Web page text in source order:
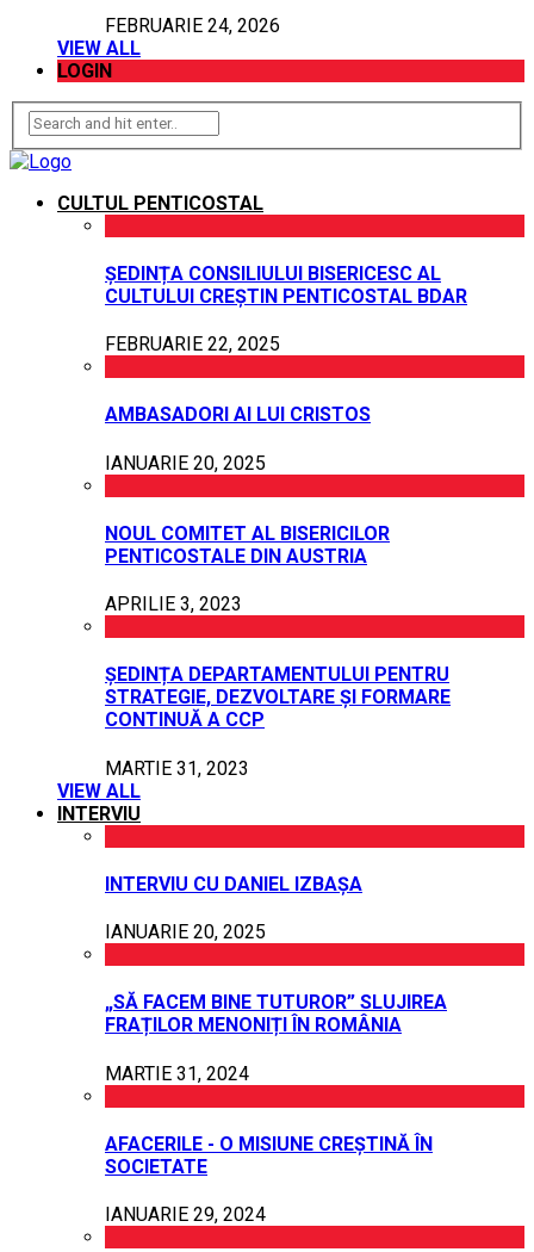
FEBRUARIE 24, 2026
VIEW ALL
LOGIN
CULTUL PENTICOSTAL
ȘEDINȚA CONSILIULUI BISERICESC AL
CULTULUI CREȘTIN PENTICOSTAL BDAR
FEBRUARIE 22, 2025
AMBASADORI AI LUI CRISTOS
IANUARIE 20, 2025
NOUL COMITET AL BISERICILOR
PENTICOSTALE DIN AUSTRIA
APRILIE 3, 2023
ȘEDINȚA DEPARTAMENTULUI PENTRU
STRATEGIE, DEZVOLTARE ȘI FORMARE
CONTINUĂ A CCP
MARTIE 31, 2023
VIEW ALL
INTERVIU
INTERVIU CU DANIEL IZBAȘA
IANUARIE 20, 2025
„SĂ FACEM BINE TUTUROR” SLUJIREA
FRAȚILOR MENONIȚI ÎN ROMÂNIA
MARTIE 31, 2024
AFACERILE - O MISIUNE CREȘTINĂ ÎN
SOCIETATE
IANUARIE 29, 2024